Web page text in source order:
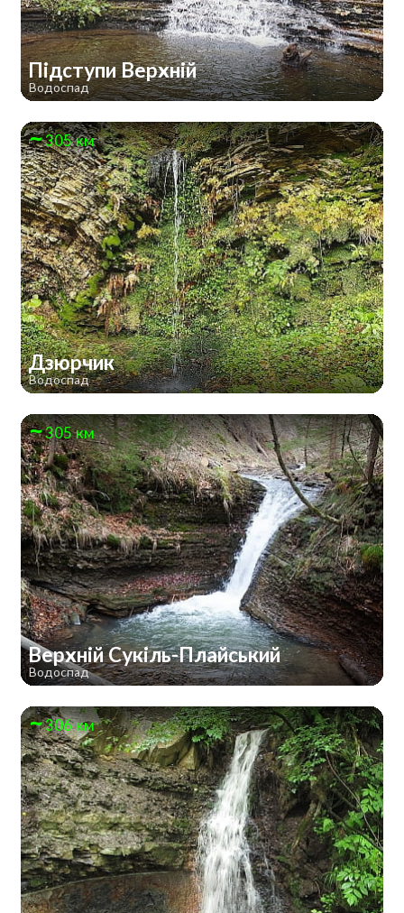
Підступи Верхній
Водоспад
305 км
Дзюрчик
Водоспад
305 км
Верхній Сукіль-Плайський
Водоспад
306 км